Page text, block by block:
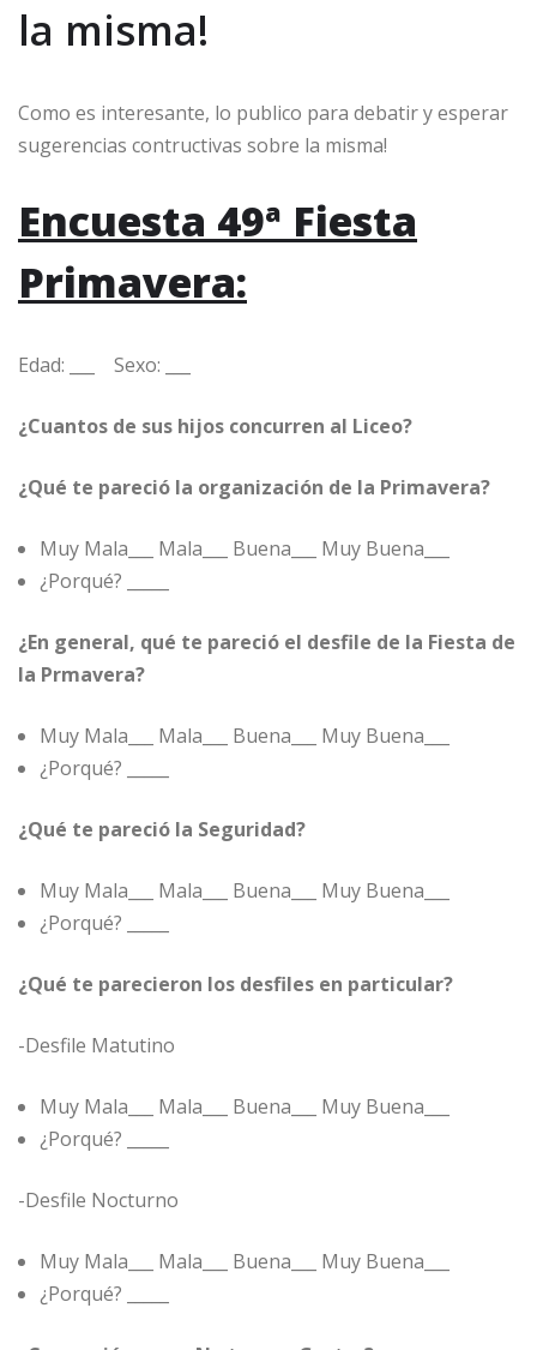
la misma!
Como es interesante, lo publico para debatir y esperar
sugerencias contructivas sobre la misma!
Encuesta 49ª Fiesta
Primavera:
Edad: ___ Sexo: ___
¿Cuantos de sus hijos concurren al Liceo?
¿Qué te pareció la organización de la Primavera?
Muy Mala___ Mala___ Buena___ Muy Buena___
¿Porqué? _____
¿En general, qué te pareció el desfile de la Fiesta de
la Prmavera?
Muy Mala___ Mala___ Buena___ Muy Buena___
¿Porqué? _____
¿Qué te pareció la Seguridad?
Muy Mala___ Mala___ Buena___ Muy Buena___
¿Porqué? _____
¿Qué te parecieron los desfiles en particular?
-Desfile Matutino
Muy Mala___ Mala___ Buena___ Muy Buena___
¿Porqué? _____
-Desfile Nocturno
Muy Mala___ Mala___ Buena___ Muy Buena___
¿Porqué? _____